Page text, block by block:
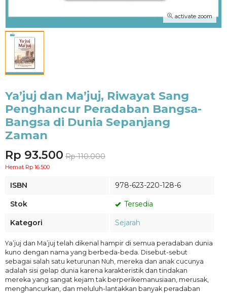
activate zoom
Ya’juj dan Ma’juj, Riwayat Sang
Penghancur Peradaban Bangsa-
Bangsa di Dunia Sepanjang
Zaman
Rp 93.500 Rp 110.000
Hemat Rp 16.500
ISBN 978-623-220-128-6
Stok Tersedia
Kategori Sejarah
Ya’juj dan Ma’juj telah dikenal hampir di semua peradaban dunia
kuno dengan nama yang berbeda-beda. Disebut-sebut
sebagai salah satu keturunan Nuh, mereka dan anak cucunya
adalah sisi gelap dunia karena karakteristik dan tindakan
mereka yang sangat kejam tak berperikemanusiaan, merusak,
menghancurkan, dan meluluh-lantakkan banyak peradaban